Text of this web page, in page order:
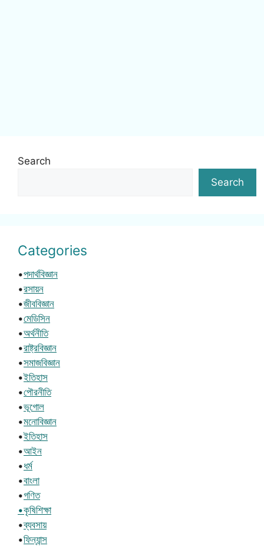
Search
Search
Categories
•পদার্থবিজ্ঞান
•রসায়ন
•জীববিজ্ঞান
•মেডিসিন
•অর্থনীতি
•রাষ্ট্রবিজ্ঞান
•সমাজবিজ্ঞান
•ইতিহাস
•পৌরনীতি
•ভূগোল
•মনোবিজ্ঞান
•ইতিহাস
•আইন
•ধর্ম
•বাংলা
•গণিত
•কৃষিশিক্ষা
•ব্যবসায়
•ফিন্যান্স